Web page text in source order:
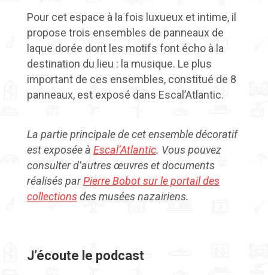
Pour cet espace à la fois luxueux et intime, il
propose trois ensembles de panneaux de
laque dorée dont les motifs font écho à la
destination du lieu : la musique. Le plus
important de ces ensembles, constitué de 8
panneaux, est exposé dans Escal’Atlantic.
La partie principale de cet ensemble décoratif
est exposée à Escal’Atlantic. Vous pouvez
consulter d’autres œuvres et documents
réalisés parPierre Bobot sur le portail des
collectionsdes musées nazairiens.
J’écoute le podcast